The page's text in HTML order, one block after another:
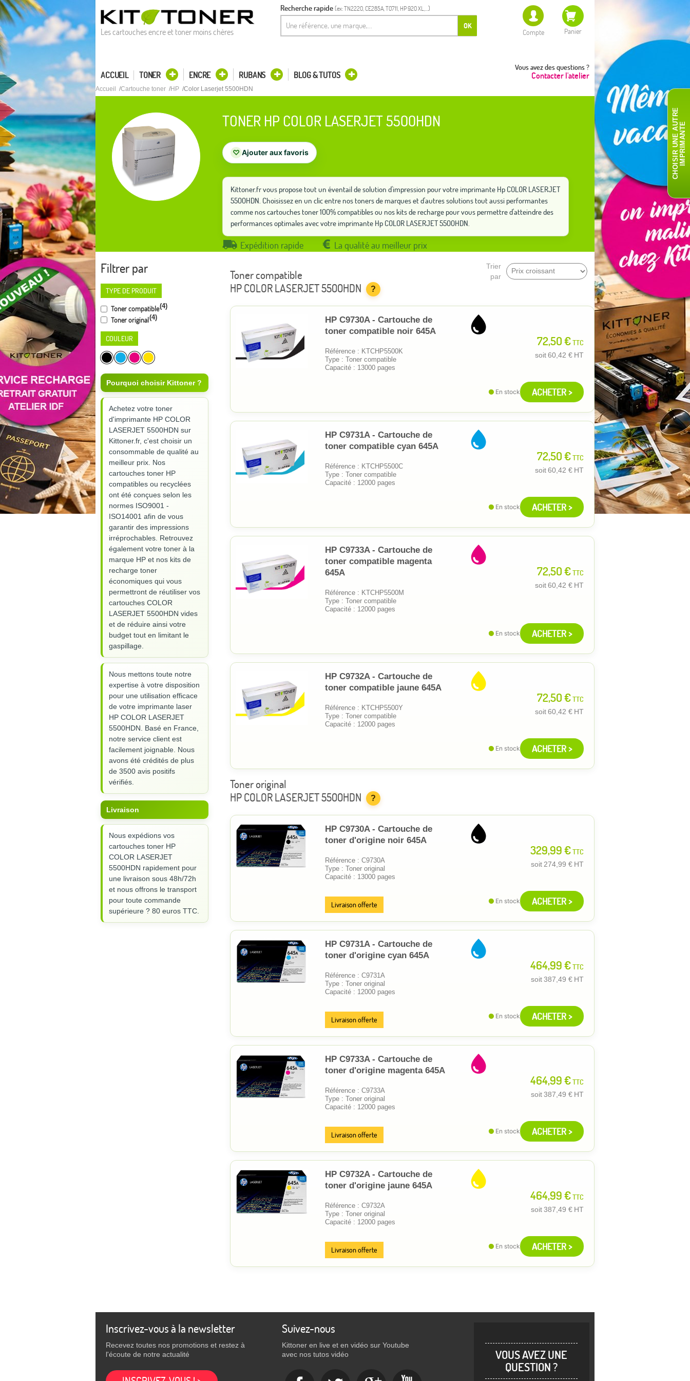
Les cartouches encre et toner moins chères
Recherche rapide (ex: TN2220, CE285A, T0711, HP 920 XL,...)
OK
Compte Panier
Vous avez des questions ?
Contacter l'atelier
ACCUEIL TONER ENCRE RUBANS BLOG & TUTOS
Accueil Cartouche toner HP Color Laserjet 5500HDN
TONER HP COLOR LASERJET 5500HDN
♡ Ajouter aux favoris
Kittoner.fr vous propose tout un éventail de solution d'impression pour votre imprimante Hp COLOR LASERJET
5500HDN. Choisissez en un clic entre nos toners de marques et d'autres solutions tout aussi performantes
comme nos cartouches toner 100% compatibles ou nos kits de recharge pour vous permettre d'atteindre des
performances optimales avec votre imprimante Hp COLOR LASERJET 5500HDN.
Expédition rapide La qualité au meilleur prix
Filtrer par
TYPE DE PRODUIT
Toner compatible(4)
Toner original(4)
COULEUR
Pourquoi choisir Kittoner ?
Achetez votre toner
d'imprimante HP COLOR
LASERJET 5500HDN sur
Kittoner.fr, c'est choisir un
consommable de qualité au
meilleur prix. Nos
cartouches toner HP
compatibles ou recyclées
ont été conçues selon les
normes ISO9001 -
ISO14001 afin de vous
garantir des impressions
irréprochables. Retrouvez
également votre toner à la
marque HP et nos kits de
recharge toner
économiques qui vous
permettront de réutiliser vos
cartouches COLOR
LASERJET 5500HDN vides
et de réduire ainsi votre
budget tout en limitant le
gaspillage.
Nous mettons toute notre
expertise à votre disposition
pour une utilisation efficace
de votre imprimante laser
HP COLOR LASERJET
5500HDN. Basé en France,
notre service client est
facilement joignable. Nous
avons été crédités de plus
de 3500 avis positifs
vérifiés.
Livraison
Nous expédions vos
cartouches toner HP
COLOR LASERJET
5500HDN rapidement pour
une livraison sous 48h/72h
et nous offrons le transport
pour toute commande
supérieure ? 80 euros TTC.
Trier
par
Toner compatible
HP COLOR LASERJET 5500HDN
?
HP C9730A - Cartouche de
toner compatible noir 645A
Référence : KTCHP5500K
Type : Toner compatible
Capacité : 13000 pages
72,50 €TTC
soit60,42 € HT
En stock ACHETER >
HP C9731A - Cartouche de
toner compatible cyan 645A
Référence : KTCHP5500C
Type : Toner compatible
Capacité : 12000 pages
72,50 €TTC
soit60,42 € HT
En stock ACHETER >
HP C9733A - Cartouche de
toner compatible magenta
645A
Référence : KTCHP5500M
Type : Toner compatible
Capacité : 12000 pages
72,50 €TTC
soit60,42 € HT
En stock ACHETER >
HP C9732A - Cartouche de
toner compatible jaune 645A
Référence : KTCHP5500Y
Type : Toner compatible
Capacité : 12000 pages
72,50 €TTC
soit60,42 € HT
En stock ACHETER >
Toner original
HP COLOR LASERJET 5500HDN
?
HP C9730A - Cartouche de
toner d'origine noir 645A
Référence : C9730A
Type : Toner original
Capacité : 13000 pages
329,99 €TTC
soit 274,99 € HT
Livraison offerte En stock ACHETER >
HP C9731A - Cartouche de
toner d'origine cyan 645A
Référence : C9731A
Type : Toner original
Capacité : 12000 pages
464,99 €TTC
soit387,49 € HT
Livraison offerte En stock ACHETER >
HP C9733A - Cartouche de
toner d'origine magenta 645A
Référence : C9733A
Type : Toner original
Capacité : 12000 pages
464,99 €TTC
soit387,49 € HT
Livraison offerte En stock ACHETER >
HP C9732A - Cartouche de
toner d'origine jaune 645A
Référence : C9732A
Type : Toner original
Capacité : 12000 pages
464,99 €TTC
soit387,49 € HT
Livraison offerte En stock ACHETER >
Inscrivez-vous à la newsletter
Recevez toutes nos promotions et restez à
l'écoute de notre actualité
Suivez-nous
Kittoner en live et en vidéo sur Youtube
avec nos tutos vidéo
VOUS AVEZ UNE
QUESTION ?
C
H
O
I
S
I
R
U
N
E
AU
T
R
E
I
M
P
R
I
M
A
N
TE